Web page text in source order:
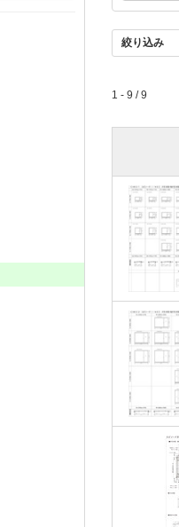
絞り込み
1 - 9 / 9